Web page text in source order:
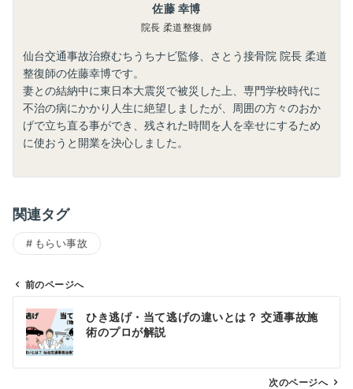
佐藤 幸博
院長 柔道整復師
仙台交通事故治療むちうちナビ監修、さとう接骨院 院長 柔道
整復師の佐藤幸博です。
妻との結納中に東日本大震災で被災した上、専門学校時代に
不治の病にかかり人生に絶望しましたが、周囲の方々のおか
げで立ち直る事ができ、残された時間を人を幸せにするため
に使おうと開業を決心しました。
関連タグ
もらい事故
前のページへ
ひき逃げ・当て逃げの違いとは？ 交通事故施
術のプロが解説
次のページへ